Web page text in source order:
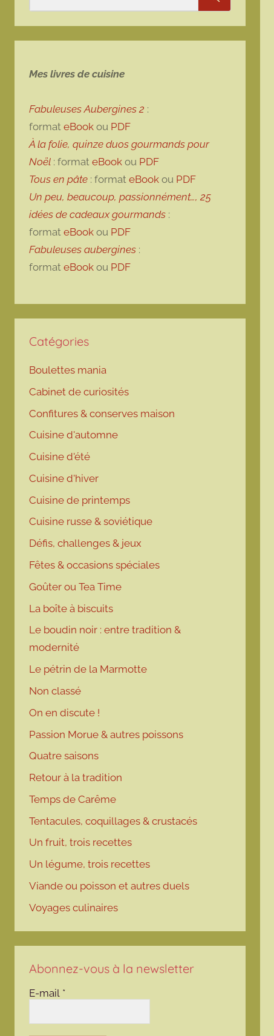
Rechercher
Mes livres de cuisine
Fabuleuses Aubergines 2 :
format eBook ou PDF
À la folie, quinze duos gourmands pour
Noël : format eBook ou PDF
Tous en pâte : format eBook ou PDF
Un peu, beaucoup, passionnément…, 25
idées de cadeaux gourmands :
format eBook ou PDF
Fabuleuses aubergines :
format eBook ou PDF
Catégories
Boulettes mania
Cabinet de curiosités
Confitures & conserves maison
Cuisine d'automne
Cuisine d'été
Cuisine d'hiver
Cuisine de printemps
Cuisine russe & soviétique
Défis, challenges & jeux
Fêtes & occasions spéciales
Goûter ou Tea Time
La boîte à biscuits
Le boudin noir : entre tradition &
modernité
Le pétrin de la Marmotte
Non classé
On en discute !
Passion Morue & autres poissons
Quatre saisons
Retour à la tradition
Temps de Carême
Tentacules, coquillages & crustacés
Un fruit, trois recettes
Un légume, trois recettes
Viande ou poisson et autres duels
Voyages culinaires
Abonnez-vous à la newsletter
E-mail *